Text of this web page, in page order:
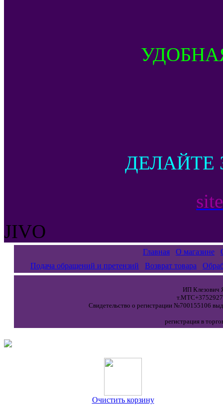
ДЕЛАЙТЕ
JIVO
Главная О магазине
Подача обращений и претензий
Возврат товара
ИП Клезович
Свидетельство о регистрации №700155106
регистрация в
Очистить корзину